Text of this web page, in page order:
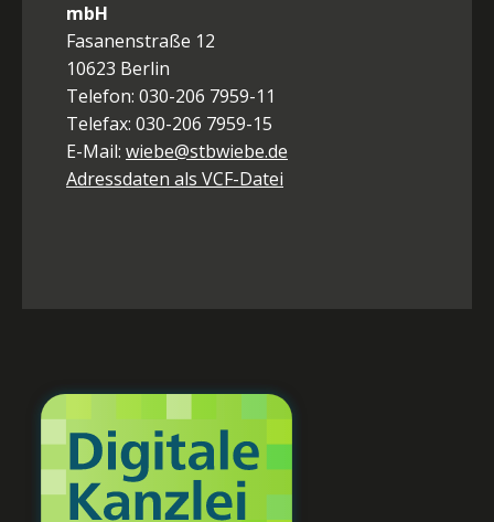
mbH
Fasanenstraße 12
10623 Berlin
Telefon: 030-206 7959-11
Telefax: 030-206 7959-15
E-Mail: wiebe@stbwiebe.de
Adressdaten als VCF-Datei